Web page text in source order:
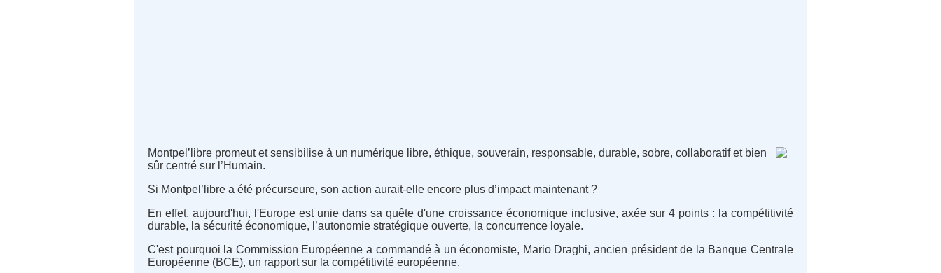
Montpel’libre promeut et sensibilise à un numérique libre, éthique, souverain, responsable, durable, sobre, collaboratif et bien
sûr centré sur l’Humain.
Si Montpel’libre a été précurseure, son action aurait-elle encore plus d’impact maintenant ?
En effet, aujourd'hui, l'Europe est unie dans sa quête d'une croissance économique inclusive, axée sur 4 points : la compétitivité
durable, la sécurité économique, l’autonomie stratégique ouverte, la concurrence loyale.
C'est pourquoi la Commission Européenne a commandé à un économiste, Mario Draghi, ancien président de la Banque Centrale
Européenne (BCE), un rapport sur la compétitivité européenne.